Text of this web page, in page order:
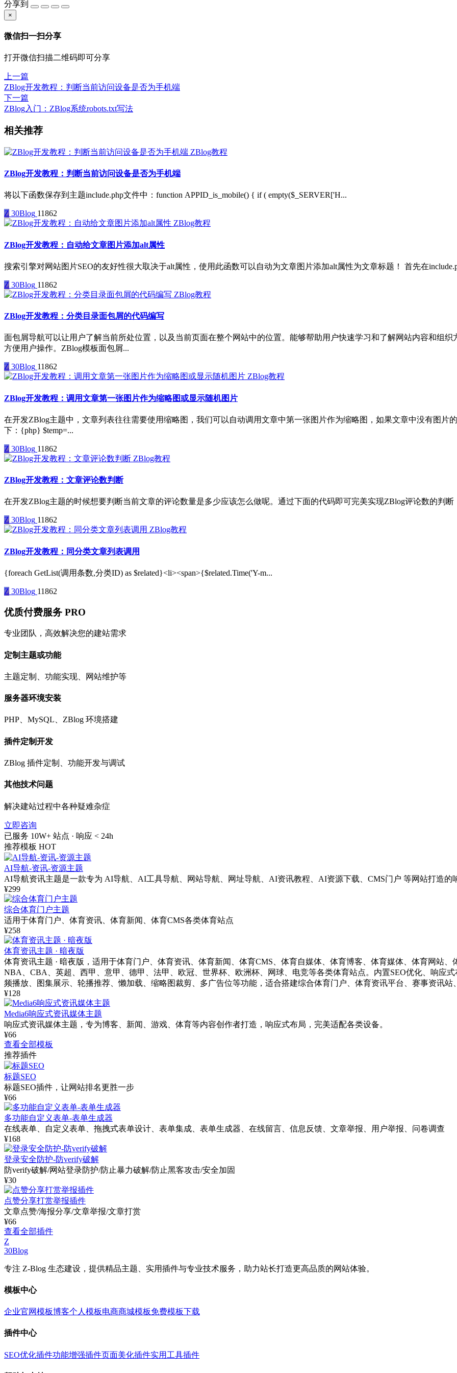
分享到
×
微信扫一扫分享
打开微信扫描二维码即可分享
上一篇
ZBlog开发教程：判断当前访问设备是否为手机端
下一篇
ZBlog入门：ZBlog系统robots.txt写法
相关推荐
ZBlog教程
ZBlog开发教程：判断当前访问设备是否为手机端
将以下函数保存到主题include.php文件中：function APPID_is_mobile() { if ( empty($_SERVER['H...
Z 30Blog 11862
ZBlog教程
ZBlog开发教程：自动给文章图片添加alt属性
搜索引擎对网站图片SEO的友好性很大取决于alt属性，使用此函数可以自动为文章图片添加alt属性为文章标题！ 首先在
Z 30Blog 11862
ZBlog教程
ZBlog开发教程：分类目录面包屑的代码编写
面包屑导航可以让用户了解当前所处位置，以及当前页面在整个网站中的位置。能够帮助用户快速学习和了解网站内容和组
方便用户操作。ZBlog模板面包屑...
Z 30Blog 11862
ZBlog教程
ZBlog开发教程：调用文章第一张图片作为缩略图或显示随机图片
在开发ZBlog主题中，文章列表往往需要使用缩略图，我们可以自动调用文章中第一张图片作为缩略图，如果文章中没有图片
下：{php} $temp=...
Z 30Blog 11862
ZBlog教程
ZBlog开发教程：文章评论数判断
在开发ZBlog主题的时候想要判断当前文章的评论数量是多少应该怎么做呢。通过下面的代码即可完美实现ZBlog评论数的判断
Z 30Blog 11862
ZBlog教程
ZBlog开发教程：同分类文章列表调用
{foreach GetList(调用条数,分类ID) as $related}<li><span>{$related.Time('Y-m...
Z 30Blog 11862
优质付费服务 PRO
专业团队，高效解决您的建站需求
定制主题或功能
主题定制、功能实现、网站维护等
服务器环境安装
PHP、MySQL、ZBlog 环境搭建
插件定制开发
ZBlog 插件定制、功能开发与调试
其他技术问题
解决建站过程中各种疑难杂症
立即咨询
已服务 10W+ 站点 · 响应 < 24h
推荐模板 HOT
AI导航-资讯-资源主题
AI导航资讯主题是一款专为 AI导航、AI工具导航、网站导航、网址导航、AI资讯教程、AI资源下载、CMS门户 等网站打造的
¥299
综合体育门户主题
适用于体育门户、体育资讯、体育新闻、体育CMS各类体育站点
¥258
体育资讯主题 · 暗夜版
体育资讯主题 · 暗夜版，适用于体育门户、体育资讯、体育新闻、体育CMS、体育自媒体、体育博客、体育媒体、体育网站、
NBA、CBA、英超、西甲、意甲、德甲、法甲、欧冠、世界杯、欧洲杯、网球、电竞等各类体育站点。内置SEO优化、响应
频播放、图集展示、轮播推荐、懒加载、缩略图裁剪、多广告位等功能，适合搭建综合体育门户、体育资讯平台、赛事资讯站
¥128
Media6响应式资讯媒体主题
响应式资讯媒体主题，专为博客、新闻、游戏、体育等内容创作者打造，响应式布局，完美适配各类设备。
¥66
查看全部模板
推荐插件
标题SEO
标题SEO插件，让网站排名更胜一步
¥66
多功能自定义表单-表单生成器
在线表单、自定义表单、拖拽式表单设计、表单集成、表单生成器、在线留言、信息反馈、文章举报、用户举报、问卷调查
¥168
登录安全防护-防verify破解
防verify破解/网站登录防护/防止暴力破解/防止黑客攻击/安全加固
¥30
点赞分享打赏举报插件
文章点赞/海报分享/文章举报/文章打赏
¥66
查看全部插件
Z
30Blog
专注 Z-Blog 生态建设，提供精品主题、实用插件与专业技术服务，助力站长打造更高品质的网站体验。
模板中心
企业官网模板博客个人模板电商商城模板免费模板下载
插件中心
SEO优化插件功能增强插件页面美化插件实用工具插件